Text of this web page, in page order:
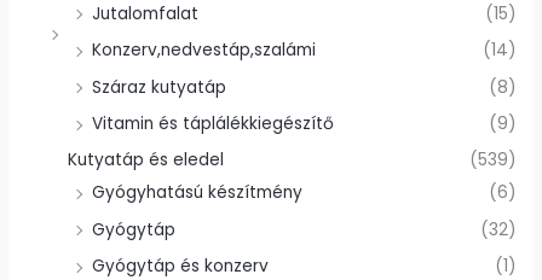
Jutalomfalat
(15)
Konzerv,nedvestáp,szalámi
(14)
Száraz kutyatáp
(8)
Vitamin és táplálékkiegészítő
(9)
Kutyatáp és eledel
(539)
Gyógyhatású készítmény
(6)
Gyógytáp
(32)
Gyógytáp és konzerv
(1)